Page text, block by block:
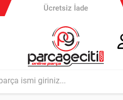
Ücretsiz İade